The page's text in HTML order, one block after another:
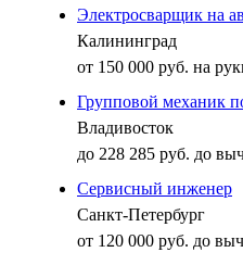
Электросварщик на
Калининград
от 150 000 руб. на
Групповой механик
Владивосток
до 228 285 руб. до
Сервисный инженер
Санкт-Петербург
от 120 000 руб. до